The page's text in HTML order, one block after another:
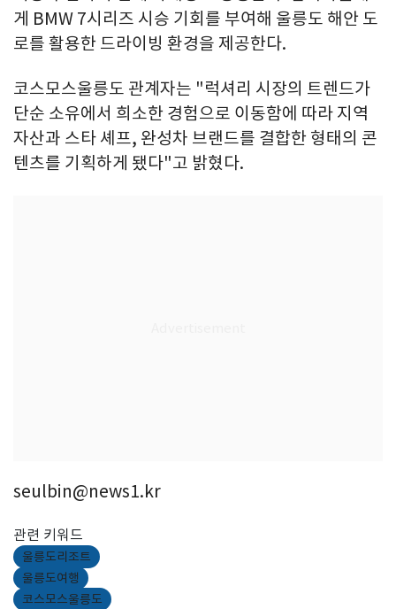
게 BMW 7시리즈 시승 기회를 부여해 울릉도 해안 도
로를 활용한 드라이빙 환경을 제공한다.
코스모스울릉도 관계자는 "럭셔리 시장의 트렌드가
단순 소유에서 희소한 경험으로 이동함에 따라 지역
자산과 스타 셰프, 완성차 브랜드를 결합한 형태의 콘
텐츠를 기획하게 됐다"고 밝혔다.
seulbin@news1.kr
관련 키워드
울릉도리조트
울릉도여행
코스모스울릉도